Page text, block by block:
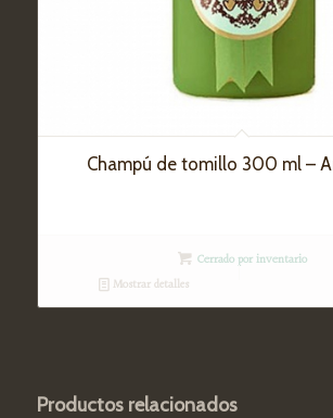
Champú de tomillo 300 ml –
Cerrado por inventario
Mostrar detalles
Productos relacionados